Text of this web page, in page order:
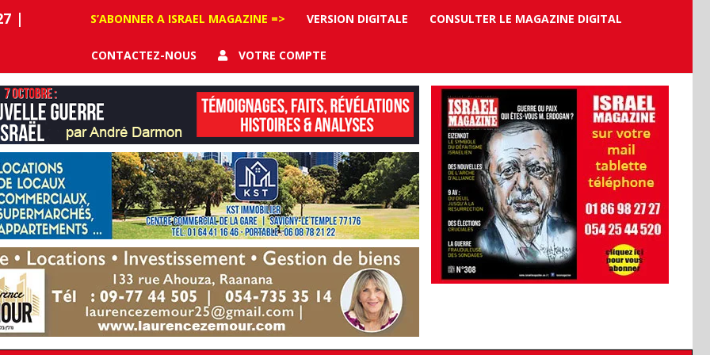
|
S’ABONNER A ISRAEL MAGAZINE => VERSION DIGITALE CONSULTER LE MAGAZINE DIGITAL
CONTACTEZ-NOUS VOTRE COMPTE